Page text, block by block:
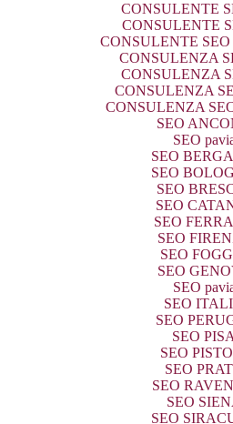
CONSULENTE
CONSULENTE
CONSULENTE
CONSULENZA
CONSULENZA
CONSULENZA
CONSULENZA
SEO
SEO
SEO
SEO
SEO
SEO
SEO
SEO
SEO
SEO
SEO
SEO
SEO
SEO PISA
SEO
SEO
SEO
SEO
SEO